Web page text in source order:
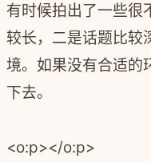
有时候拍出了一些很
较长，二是话题比较
境。如果没有合适的
下去。
<o:p></o:p>